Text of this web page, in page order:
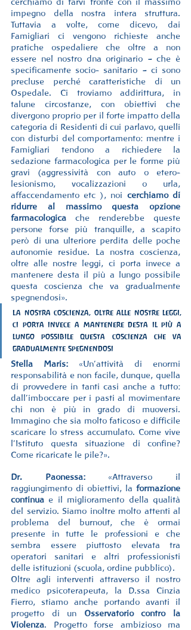
impegno della nostra intera struttura.
Tuttavia a volte, come dicevo, dai
Famigliari ci vengono richieste anche
pratiche ospedaliere che oltre a non
essere nel nostro dna originario – che è
specificamente socio- sanitario – ci sono
precluse perché caratteristiche di un
Ospedale. Ci troviamo addirittura, in
talune circostanze, con obiettivi che
divergono proprio per il forte impatto della
categoria di Residenti di cui parlavo, quelli
con disturbi del comportamento: mentre i
Famigliari tendono a richiedere la
sedazione farmacologica per le forme più
gravi (aggressività con auto o etero-
lesionismo, vocalizzazioni o urla,
affaccendamento etc ), noi cerchiamo di
ridurre al massimo questa opzione
farmacologica che renderebbe queste
persone forse più tranquille, a scapito
però di una ulteriore perdita delle poche
autonomie residue. La nostra coscienza,
oltre alle nostre leggi, ci porta invece a
mantenere desta il più a lungo possibile
questa coscienza che va gradualmente
spegnendosi».
La nostra coscienza, oltre alle nostre leggi,
ci porta invece a mantenere desta il più a
lungo possibile questa coscienza che va
gradualmente spegnendosi
Stella Maris: «Un’attività di enormi
responsabilità e non facile, dunque, quella
di provvedere in tanti casi anche a tutto:
dall’imboccare per i pasti al movimentare
chi non è più in grado di muoversi.
Immagino che sia molto faticoso e difficile
scaricare lo stress accumulato. Come vive
l’Istituto questa situazione di confine?
Come ricaricate le pile?».
Dr. Paonessa: «Attraverso il
raggiungimento di obiettivi, la formazione
continua e il miglioramento della qualità
del servizio. Siamo inoltre molto attenti al
problema del burnout, che è ormai
presente in tutte le professioni e che
sembra essere piuttosto elevata tra
operatori sanitari e altri professionisti
delle istituzioni (scuola, ordine pubblico).
Oltre agli interventi attraverso il nostro
medico psicoterapeuta, la D.ssa Cinzia
Fierro, stiamo anche portando avanti il
progetto di un Osservatorio contro la
Violenza. Progetto forse ambizioso ma